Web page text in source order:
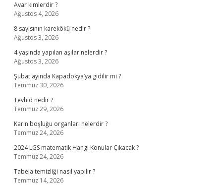
Avar kimlerdir ?
Ağustos 4, 2026
8 sayısının karekökü nedir ?
Ağustos 3, 2026
4 yaşında yapılan aşılar nelerdir ?
Ağustos 3, 2026
Şubat ayında Kapadokya’ya gidilir mi ?
Temmuz 30, 2026
Tevhid nedir ?
Temmuz 29, 2026
Karın boşluğu organları nelerdir ?
Temmuz 24, 2026
2024 LGS matematik Hangi Konular Çıkacak ?
Temmuz 24, 2026
Tabela temizliği nasıl yapılır ?
Temmuz 14, 2026